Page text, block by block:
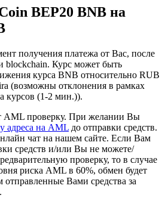
BEP20 BNB на
получения платежа от Вас, после
blockchain. Курс может быть
курса BNB относительно RUB
(возможны отклонения в рамках
курсов (1-2 мин.)).
AML проверку. При желании Вы
адреса на AML до отправки средств.
чат на нашем сайте. Если Вам
средств и/или Вы не можете/
проверку, то в случае
риска AML в 60%, обмен будет
Вами средства за